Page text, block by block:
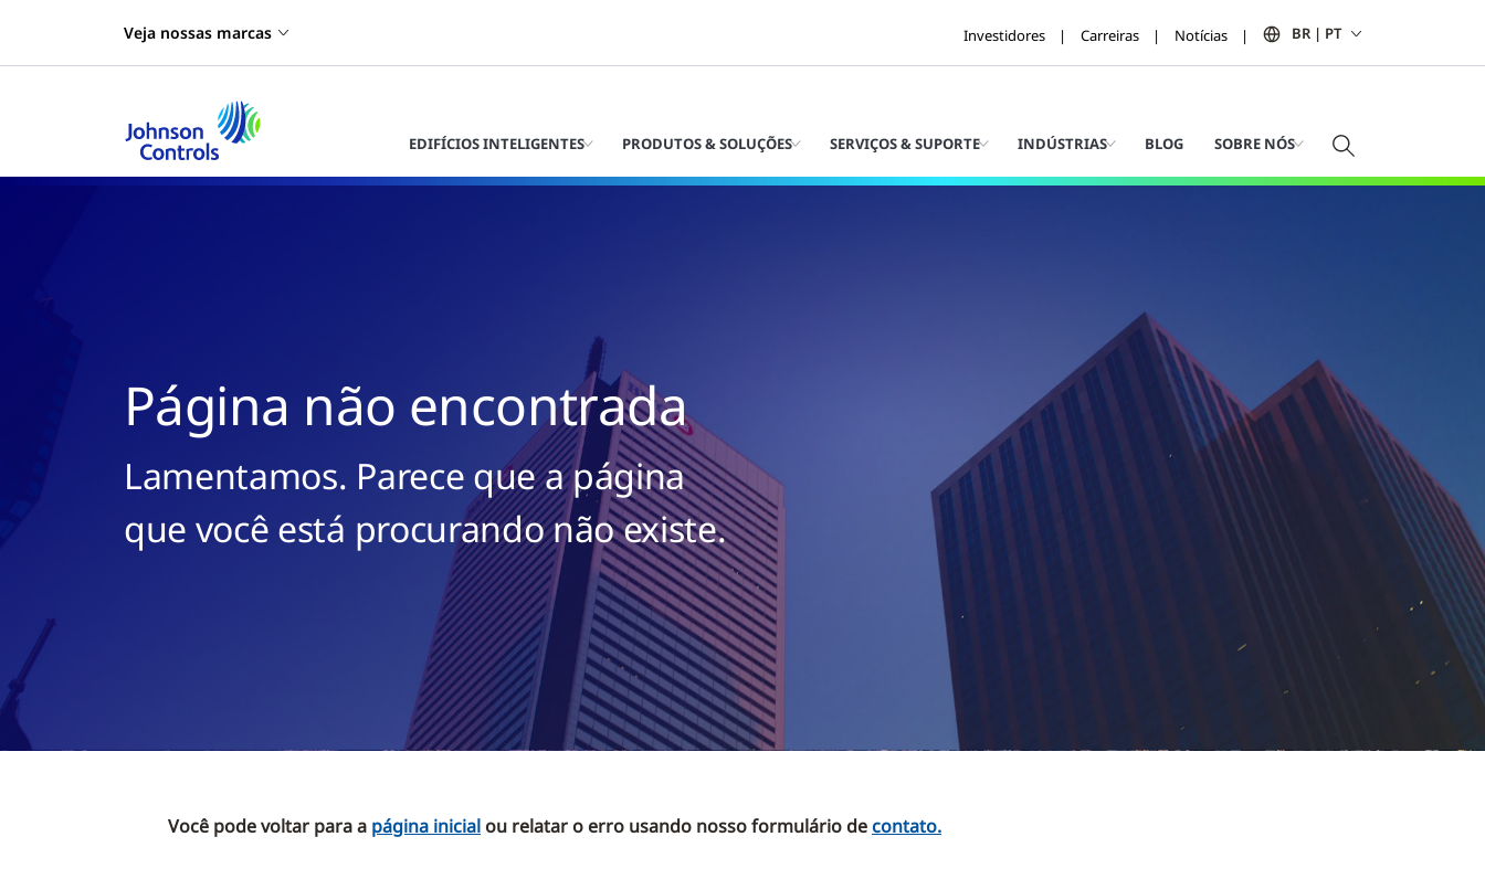
Veja nossas marcas Investidores Carreiras Notícias BR | PT
EDIFÍCIOS INTELIGENTES PRODUTOS & SOLUÇÕES SERVIÇOS & SUPORTE INDÚSTRIAS BLOG SOBRE NÓS
Página não encontrada
Lamentamos. Parece que a página
que você está procurando não existe.
Você pode voltar para a página inicial ou relatar o erro usando nosso formulário decontato.